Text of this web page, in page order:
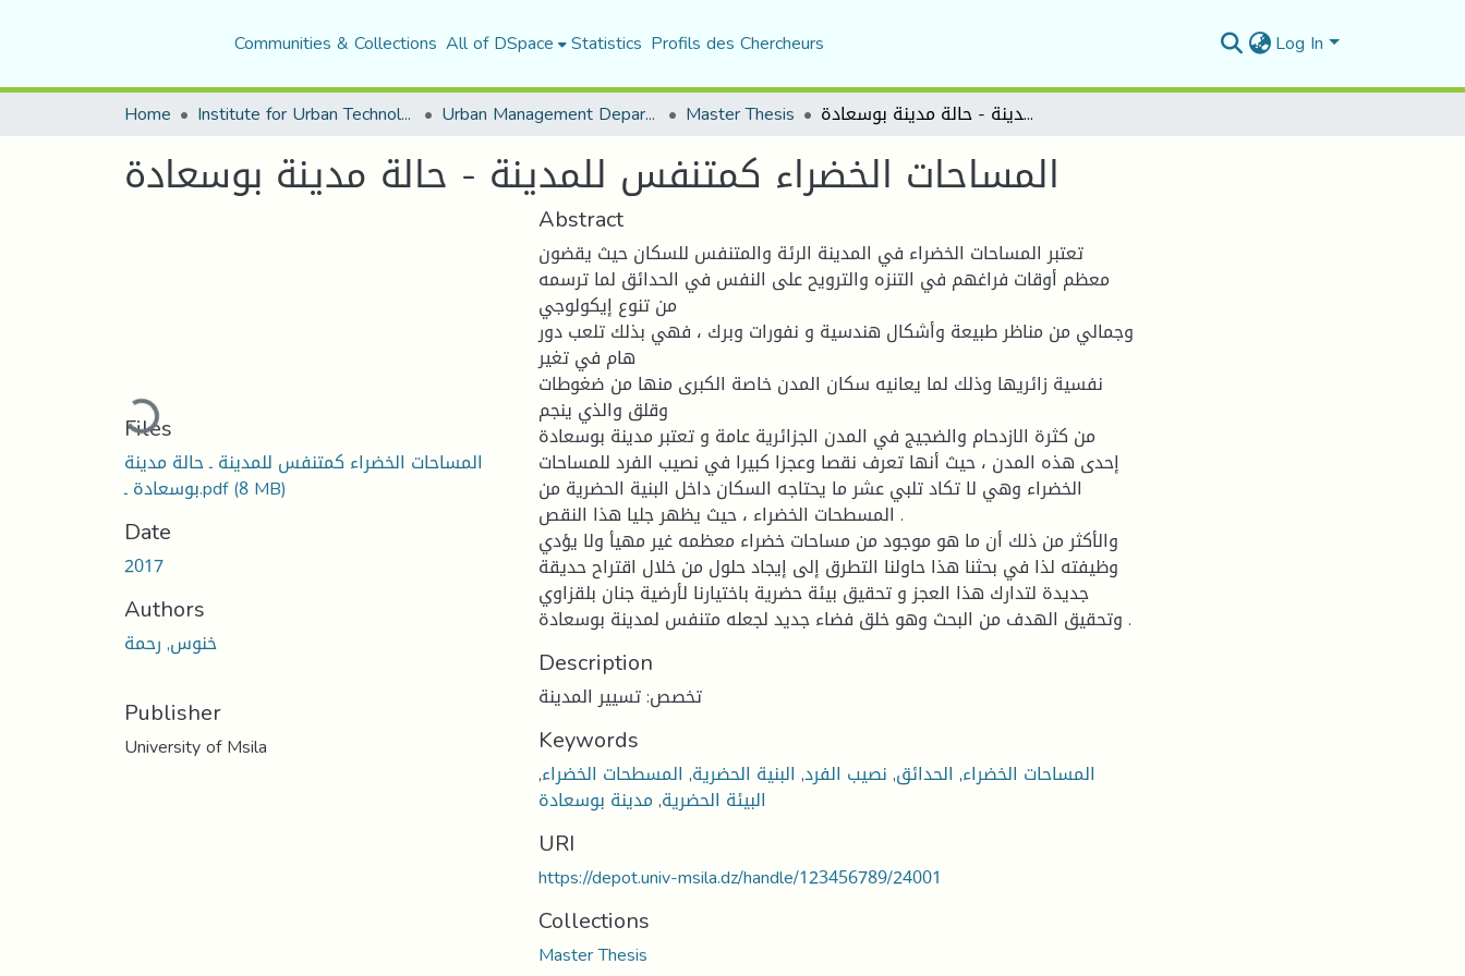
Communities & Collections All of DSpace Statistics Profils des Chercheurs Log In
Home Institute for Urban Technology Management Urban Management Department Master Thesis المساحات الخضراء كمتنفس للمدينة - حالة مدينة بوسعادة
المساحات الخضراء كمتنفس للمدينة - حالة مدينة بوسعادة
Loading...
Files
المساحات الخضراء كمتنفس للمدينة ـ حالة مدينة
بوسعادة ـ.pdf(8 MB)
Date
2017
Authors
خنوس, رحمة
Publisher
University of Msila
Abstract
تعتبر المساحات الخضراء في المدينة الرئة والمتنفس للسكان حيث يقضون
معظم أوقات فراغهم في التنزه والترويح على النفس في الحدائق لما ترسمه
من تنوع إيكولوجي
وجمالي من مناظر طبيعة وأشكال هندسية و نفورات وبرك ، فهي بذلك تلعب دور
هام في تغير
نفسية زائريها وذلك لما يعانيه سكان المدن خاصة الكبرى منها من ضغوطات
وقلق والذي ينجم
من كثرة الازدحام والضجيج في المدن الجزائرية عامة و تعتبر مدينة بوسعادة
إحدى هذه المدن ، حيث أنها تعرف نقصا وعجزا كبيرا في نصيب الفرد للمساحات
الخضراء وهي لا تكاد تلبي عشر ما يحتاجه السكان داخل البنية الحضرية من
المسطحات الخضراء ، حيث يظهر جليا هذا النقص .
والأكثر من ذلك أن ما هو موجود من مساحات خضراء معظمه غير مهيأ ولا يؤدي
وظيفته لذا في بحثنا هذا حاولنا التطرق إلى إيجاد حلول من خلال اقتراح حديقة
جديدة لتدارك هذا العجز و تحقيق بيئة حضرية باختيارنا لأرضية جنان بلقزاوي
وتحقيق الهدف من البحث وهو خلق فضاء جديد لجعله متنفس لمدينة بوسعادة .
Description
تخصص: تسيير المدينة
Keywords
المساحات الخضراء, الحدائق,نصيب الفرد, البنية الحضرية, المسطحات الخضراء,
البيئة الحضرية,مدينة بوسعادة
URI
https://depot.univ-msila.dz/handle/123456789/24001
Collections
Master Thesis